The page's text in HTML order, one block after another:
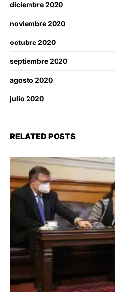
diciembre 2020
noviembre 2020
octubre 2020
septiembre 2020
agosto 2020
julio 2020
RELATED POSTS